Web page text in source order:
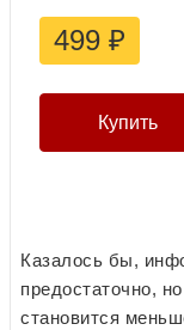
499 ₽
Казалось бы,
предостаточно,
становится